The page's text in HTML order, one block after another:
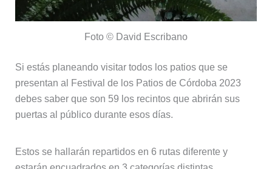
Foto © David Escribano
Si estás planeando visitar todos los patios que se
presentan al Festival de los Patios de Córdoba 2023
debes saber que son 59 los recintos que abrirán sus
puertas al público durante esos días.
Estos se hallarán repartidos en 6 rutas diferente y